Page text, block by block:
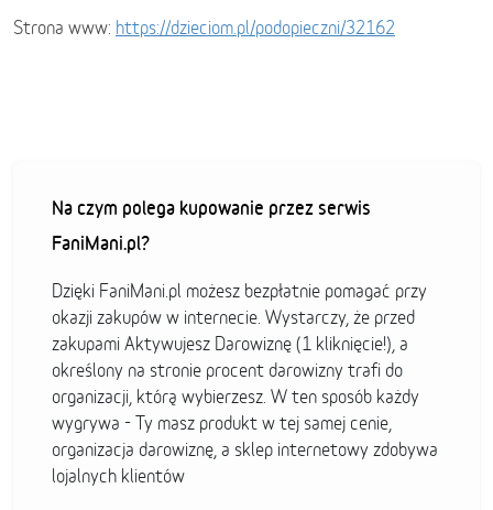
Strona www: https://dzieciom.pl/podopieczni/32162
Na czym polega kupowanie przez serwis
FaniMani.pl?
Dzięki FaniMani.pl możesz bezpłatnie pomagać przy
okazji zakupów w internecie. Wystarczy, że przed
zakupami Aktywujesz Darowiznę (1 kliknięcie!), a
określony na stronie procent darowizny trafi do
organizacji, którą wybierzesz. W ten sposób każdy
wygrywa - Ty masz produkt w tej samej cenie,
organizacja darowiznę, a sklep internetowy zdobywa
lojalnych klientów